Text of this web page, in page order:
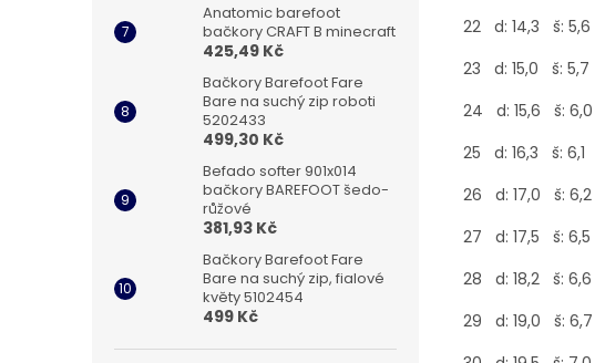
Anatomic barefoot
bačkory CRAFT B minecraft
425,49 Kč
Bačkory Barefoot Fare
Bare na suchý zip roboti
5202433
499,30 Kč
Befado softer 901x014
bačkory BAREFOOT šedo-
růžové
381,93 Kč
Bačkory Barefoot Fare
Bare na suchý zip, fialové
květy 5102454
499 Kč
22 d: 14,3 š: 5,6
23 d: 15,0 š: 5,7
24 d: 15,6 š: 6,0
25 d: 16,3 š: 6,1
26 d: 17,0 š: 6,2
27 d: 17,5 š: 6,5
28 d: 18,2 š: 6,6
29 d: 19,0 š: 6,7